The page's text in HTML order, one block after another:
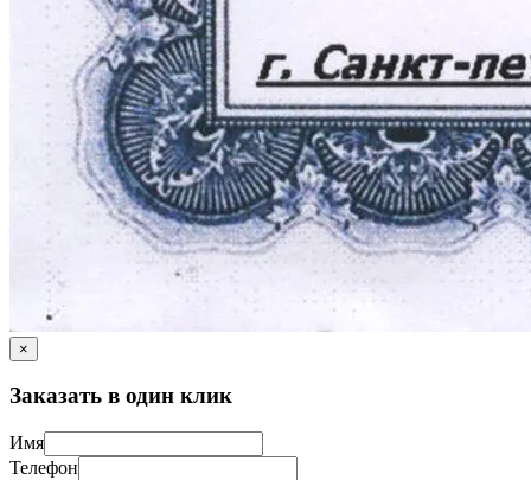
×
Заказать в один клик
Имя
Телефон